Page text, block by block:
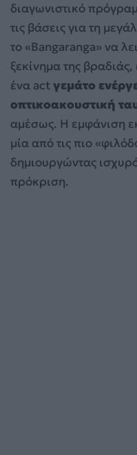
διαγωνιστικό
τις βάσεις για τη
το «Bangaranga» να
ξεκίνημα της
ένα actγεμάτο
οπτικοακουστική
αμέσως. Η εμφάνιση
μία από τις πιο
δημιουργώντας
πρόκριση.